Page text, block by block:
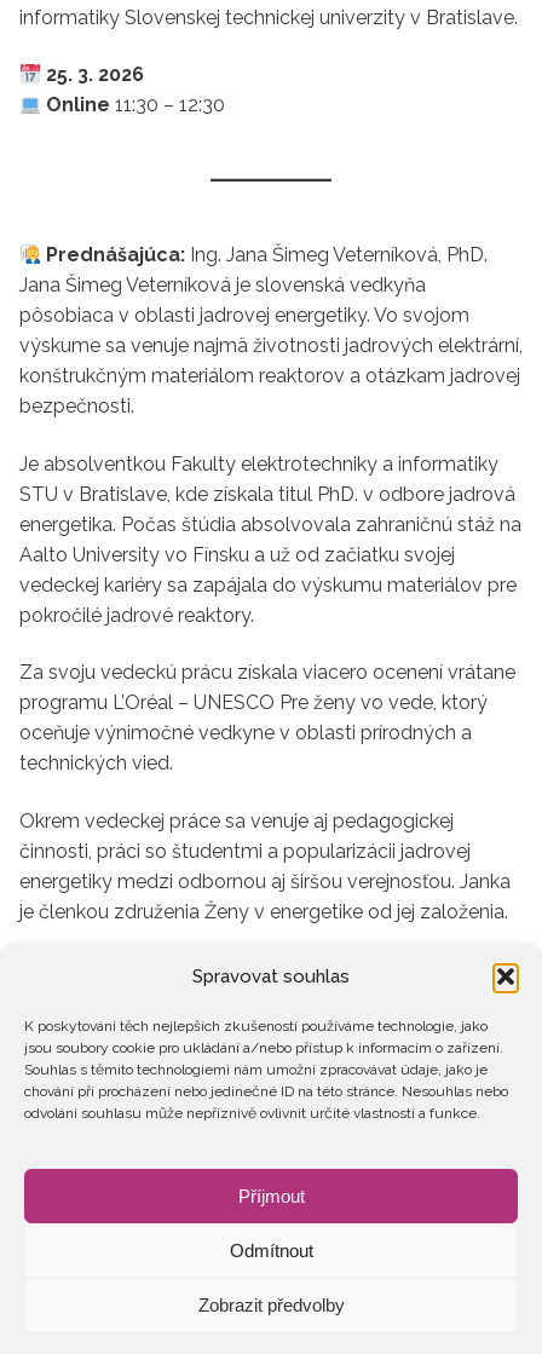
Spravovat souhlas
K poskytování těch nejlepších zkušeností používáme technologie, jako
jsou soubory cookie pro ukládání a/nebo přístup k informacím o zařízení.
Souhlas s těmito technologiemi nám umožní zpracovávat údaje, jako je
chování při procházení nebo jedinečné ID na této stránce. Nesouhlas nebo
odvolání souhlasu může nepříznivě ovlivnit určité vlastnosti a funkce.
Příjmout
Odmítnout
Zobrazit předvolby
informatiky Slovenskej technickej univerzity v Bratislave.
25. 3. 2026
Online 11:30 – 12:30
Prednášajúca: Ing. Jana Šimeg Veterníková, PhD.
Jana Šimeg Veterníková je slovenská vedkyňa
pôsobiaca v oblasti jadrovej energetiky. Vo svojom
výskume sa venuje najmä životnosti jadrových elektrární,
konštrukčným materiálom reaktorov a otázkam jadrovej
bezpečnosti.
Je absolventkou Fakulty elektrotechniky a informatiky
STU v Bratislave, kde získala titul PhD. v odbore jadrová
energetika. Počas štúdia absolvovala zahraničnú stáž na
Aalto University vo Fínsku a už od začiatku svojej
vedeckej kariéry sa zapájala do výskumu materiálov pre
pokročilé jadrové reaktory.
Za svoju vedeckú prácu získala viacero ocenení vrátane
programu L’Oréal – UNESCO Pre ženy vo vede, ktorý
oceňuje výnimočné vedkyne v oblasti prírodných a
technických vied.
Okrem vedeckej práce sa venuje aj pedagogickej
činnosti, práci so študentmi a popularizácii jadrovej
energetiky medzi odbornou aj širšou verejnosťou. Janka
je členkou združenia Ženy v energetike od jej založenia.
Predajný formulár je vytvorený v systéme
2026 © Ženy v energetice